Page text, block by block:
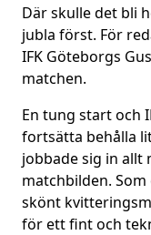
Där skulle det bli
jubla först. För
IFK Göteborgs
matchen.
En tung start och
fortsätta behålla
jobbade sig in allt
matchbilden.
skönt
för ett fint och